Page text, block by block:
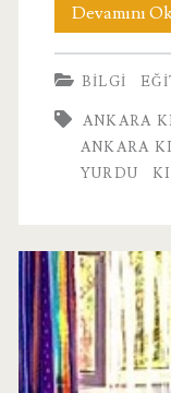
Devamını
BILGI
ANKARA
ANKARA
YURDU